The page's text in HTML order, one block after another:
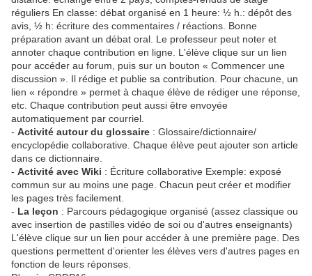
réguliers En classe: débat organisé en 1 heure: ½ h.: dépôt des
avis, ½ h: écriture des commentaires / réactions. Bonne
préparation avant un débat oral. Le professeur peut noter et
annoter chaque contribution en ligne. L'élève clique sur un lien
pour accéder au forum, puis sur un bouton « Commencer une
discussion ». Il rédige et publie sa contribution. Pour chacune, un
lien « répondre » permet à chaque élève de rédiger une réponse,
etc. Chaque contribution peut aussi être envoyée
automatiquement par courriel.
- Activité autour du glossaire : Glossaire/dictionnaire/
encyclopédie collaborative. Chaque élève peut ajouter son article
dans ce dictionnaire.
- Activité avec Wiki : Écriture collaborative Exemple: exposé
commun sur au moins une page. Chacun peut créer et modifier
les pages très facilement.
- La leçon : Parcours pédagogique organisé (assez classique ou
avec insertion de pastilles vidéo de soi ou d'autres enseignants)
L'élève clique sur un lien pour accéder à une première page. Des
questions permettent d'orienter les élèves vers d'autres pages en
fonction de leurs réponses.